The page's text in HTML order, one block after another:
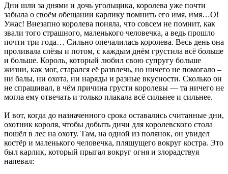
Дни шли за днями и дочь угольщика, королева уже почти
забыла о своём обещании карлику помнить его имя, имя…О!
Ужас! Внезапно королева поняла, что совсем не помнит, как
звали того страшного, маленького человечка, а ведь прошло
почти три года… Сильно опечалилась королева. Весь день она
проливала слёзы и потом, с каждым днём грустила всё больше
и больше. Король, который любил свою супругу больше
жизни, как мог, старался её развлечь, но ничего не помогало –
ни балы, ни охота, ни наряды и разные вкусности. Сколько он
не спрашивал, в чём причина грусти королевы — та ничего не
могла ему отвечать и только плакала всё сильнее и сильнее.
И вот, когда до назначенного срока оставались считанные дни,
охотник короля, чтобы добыть дичи для королевского стола
пошёл в лес на охоту. Там, на одной из полянок, он увидел
костёр и маленького человечка, пляшущего вокруг костра. Это
был карлик, который прыгал вокруг огня и злорадствуя
напевал: